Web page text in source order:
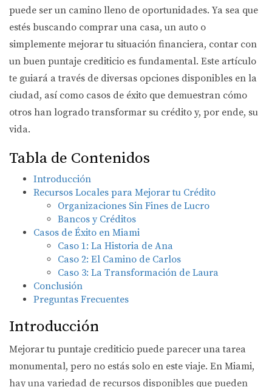
puede ser un camino lleno de oportunidades. Ya sea que
estés buscando comprar una casa, un auto o
simplemente mejorar tu situación financiera, contar con
un buen puntaje crediticio es fundamental. Este artículo
te guiará a través de diversas opciones disponibles en la
ciudad, así como casos de éxito que demuestran cómo
otros han logrado transformar su crédito y, por ende, su
vida.
Tabla de Contenidos
Introducción
Recursos Locales para Mejorar tu Crédito
Organizaciones Sin Fines de Lucro
Bancos y Créditos
Casos de Éxito en Miami
Caso 1: La Historia de Ana
Caso 2: El Camino de Carlos
Caso 3: La Transformación de Laura
Conclusión
Preguntas Frecuentes
Introducción
Mejorar tu puntaje crediticio puede parecer una tarea
monumental, pero no estás solo en este viaje. En Miami,
hay una variedad de recursos disponibles que pueden